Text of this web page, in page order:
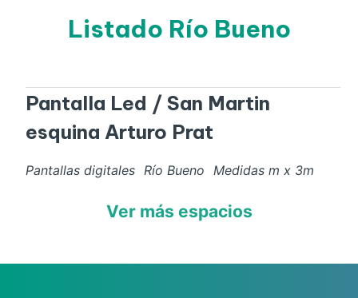
Listado Río Bueno
Pantalla Led / San Martin
esquina Arturo Prat
Pantallas digitales Río Bueno Medidas m x 3m
Ver más espacios